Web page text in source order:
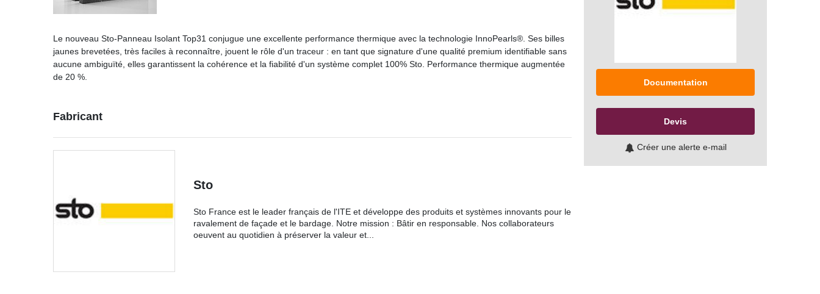
Le nouveau Sto-Panneau Isolant Top31 conjugue une excellente performance thermique avec la technologie InnoPearls®. Ses billes
jaunes brevetées, très faciles à reconnaître, jouent le rôle d'un traceur : en tant que signature d'une qualité premium identifiable sans
aucune ambiguïté, elles garantissent la cohérence et la fiabilité d'un système complet 100% Sto. Performance thermique augmentée
de 20 %.
Fabricant
Sto
Sto France est le leader français de l'ITE et développe des produits et systèmes innovants pour le
ravalement de façade et le bardage. Notre mission : Bâtir en responsable. Nos collaborateurs
oeuvent au quotidien à préserver la valeur et...
Documentation
Devis
Créer une alerte e-mail